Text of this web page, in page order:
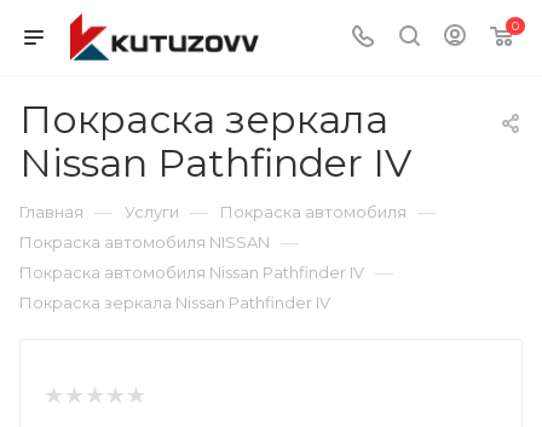
0
Покраска зеркала
Nissan Pathfinder IV
Главная — Услуги — Покраска автомобиля —
Покраска автомобиля NISSAN —
Покраска автомобиля Nissan Pathfinder IV —
Покраска зеркала Nissan Pathfinder IV